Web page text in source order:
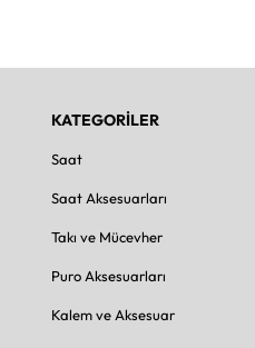
KATEGORİLER
Saat
Saat Aksesuarları
Takı ve Mücevher
Puro Aksesuarları
Kalem ve Aksesuar